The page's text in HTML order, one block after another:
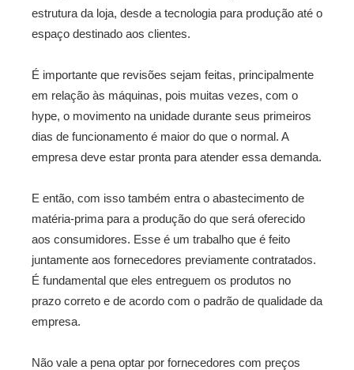
estrutura da loja, desde a tecnologia para produção até o
espaço destinado aos clientes.
É importante que revisões sejam feitas, principalmente
em relação às máquinas, pois muitas vezes, com o
hype, o movimento na unidade durante seus primeiros
dias de funcionamento é maior do que o normal. A
empresa deve estar pronta para atender essa demanda.
E então, com isso também entra o abastecimento de
matéria-prima para a produção do que será oferecido
aos consumidores. Esse é um trabalho que é feito
juntamente aos fornecedores previamente contratados.
É fundamental que eles entreguem os produtos no
prazo correto e de acordo com o padrão de qualidade da
empresa.
Não vale a pena optar por fornecedores com preços